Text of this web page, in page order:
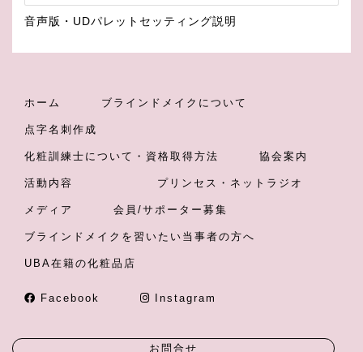
音声版・UDパレットセッティング説明
ホーム ブラインドメイクについて
点字名刺作成
化粧訓練士について・資格取得方法 協会案内
活動内容 プリンセス・ネットラジオ
メディア 会員/サポーター募集
ブラインドメイクを習いたい当事者の方へ
UBA在籍の化粧品店
Facebook Instagram
お問合せ